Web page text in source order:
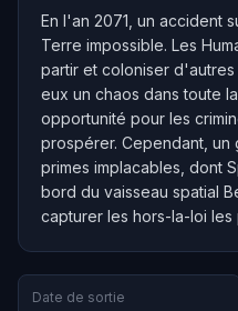
En l'an 2071, un accident
Terre impossible. Les
partir et coloniser
eux un chaos dans toute
opportunité pour les
prospérer. Cependant,
primes implacables, dont
bord du vaisseau spatial
capturer les hors-la-loi
Date de sortie